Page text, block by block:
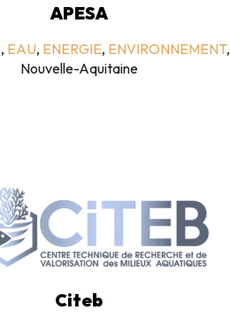
APESA
, EAU, ENERGIE, ENVIRONNEMENT,
Nouvelle-Aquitaine
Citeb